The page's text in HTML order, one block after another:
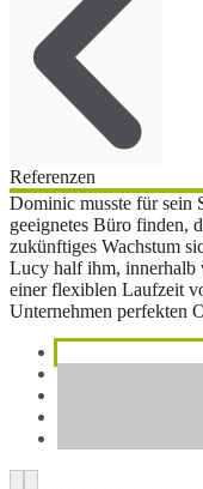
Referenzen
Dominic musste für sein
geeignetes Büro finden,
zukünftiges Wachstum
Lucy half ihm, innerhalb
einer flexiblen Laufzeit
Unternehmen perfekten